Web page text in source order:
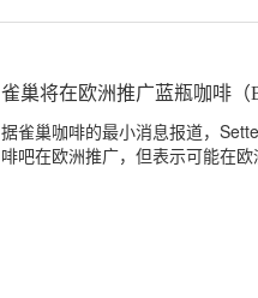
雀巢将在欧洲推广蓝瓶咖啡（
据雀巢咖啡的最小消息报道，
啡吧在欧洲推广，但表示可能在欧